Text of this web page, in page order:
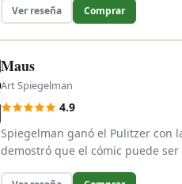
Ver reseña Comprar
Maus
Art Spiegelman
4.9
Spiegelman ganó el Pulitzer con
demostró que el cómic puede